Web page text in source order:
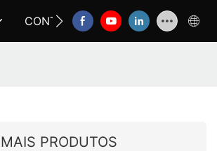
CONTATE-NOS FAQ
MAIS PRODUTOS